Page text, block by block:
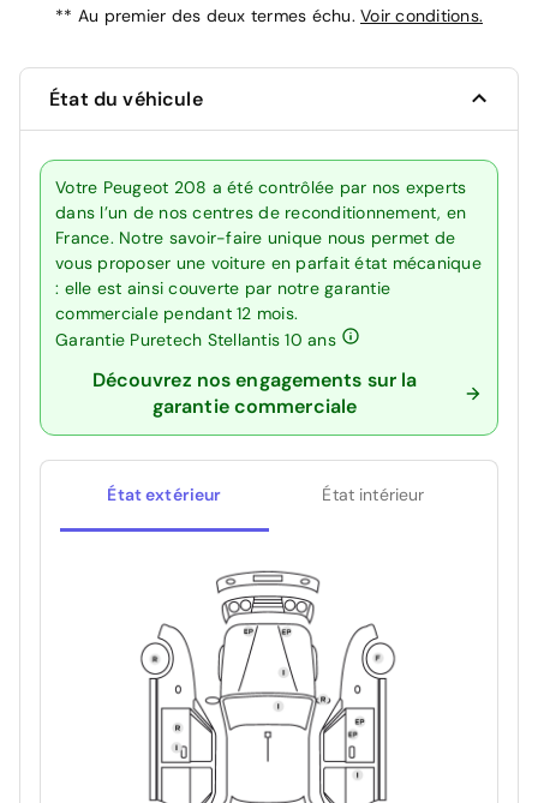
** Au premier des deux termes échu. Voir conditions.
État du véhicule
Votre Peugeot 208 a été contrôlée par nos experts
dans l’un de nos centres de reconditionnement, en
France. Notre savoir-faire unique nous permet de
vous proposer une voiture en parfait état mécanique
: elle est ainsi couverte par notre garantie
commerciale pendant 12 mois.
Garantie Puretech Stellantis 10 ans
Découvrez nos engagements sur la
garantie commerciale
État extérieur État intérieur